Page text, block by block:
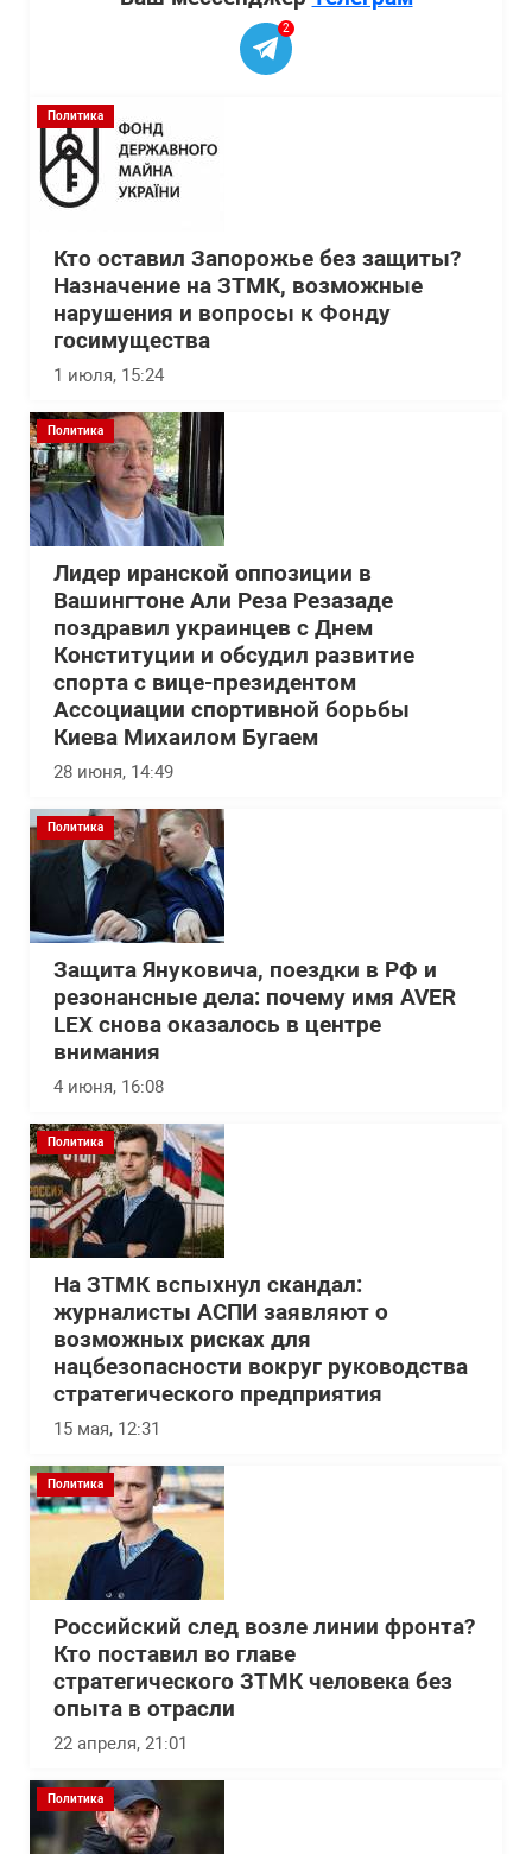
2
Политика
Кто оставил Запорожье без защиты?
Назначение на ЗТМК, возможные
нарушения и вопросы к Фонду
госимущества
1 июля, 15:24
Политика
Лидер иранской оппозиции в
Вашингтоне Али Реза Резазаде
поздравил украинцев с Днем
Конституции и обсудил развитие
спорта с вице-президентом
Ассоциации спортивной борьбы
Киева Михаилом Бугаем
28 июня, 14:49
Политика
Защита Януковича, поездки в РФ и
резонансные дела: почему имя AVER
LEX снова оказалось в центре
внимания
4 июня, 16:08
Политика
На ЗТМК вспыхнул скандал:
журналисты АСПИ заявляют о
возможных рисках для
нацбезопасности вокруг руководства
стратегического предприятия
15 мая, 12:31
Политика
Российский след возле линии фронта?
Кто поставил во главе
стратегического ЗТМК человека без
опыта в отрасли
22 апреля, 21:01
Политика